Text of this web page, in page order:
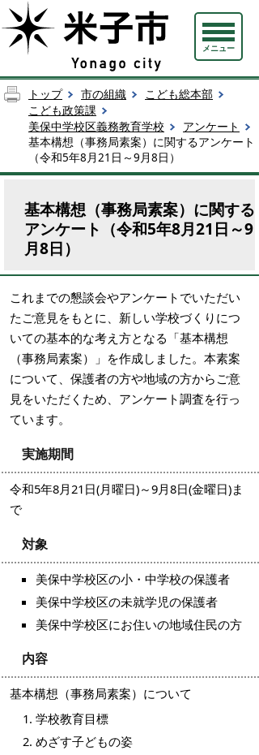
メニュー
トップ 市の組織
こども総本部
こども政策課
美保中学校区義務教育学校
アンケート
基本構想（事務局素案）に関するアンケート
（令和5年8月21日～9月8日）
基本構想（事務局素案）に関する
アンケート（令和5年8月21日～9
月8日）
これまでの懇談会やアンケートでいただい
たご意見をもとに、新しい学校づくりにつ
いての基本的な考え方となる「基本構想
（事務局素案）」を作成しました。本素案
について、保護者の方や地域の方からご意
見をいただくため、アンケート調査を行っ
ています。
実施期間
令和5年8月21日(月曜日)～9月8日(金曜日)ま
で
対象
美保中学校区の小・中学校の保護者
美保中学校区の未就学児の保護者
美保中学校区にお住いの地域住民の方
内容
基本構想（事務局素案）について
学校教育目標
めざす子どもの姿